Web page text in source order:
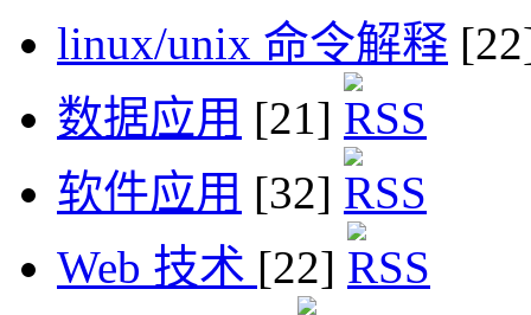
linux/unix 命令解释
数据应用 [21]
软件应用 [32]
Web 技术 [22]